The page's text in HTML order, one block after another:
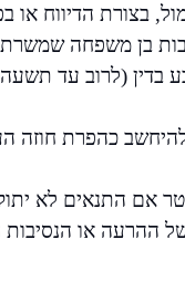
בצורת הדיווח או
בן משפחה
בדין (לרוב עד
להיחשב כהפרת
אם התנאים לא
ההרעה או הנסיבות